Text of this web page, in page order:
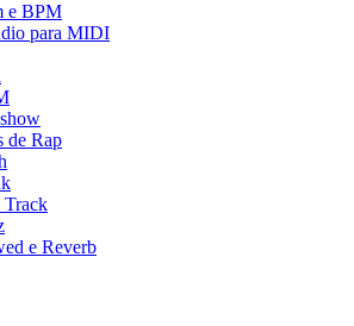
e BPM
para MIDI
de Rap
Track
e Reverb